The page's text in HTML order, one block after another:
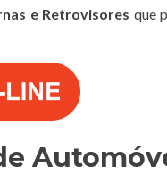
e Retrovisores que